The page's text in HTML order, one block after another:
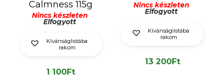
Calmness 115g
Nincs készleten
Elfogyott
Kívánságlistába
rakom
1 100Ft
Nincs készleten
Elfogyott
Kívánságlistába
rakom
13 200Ft